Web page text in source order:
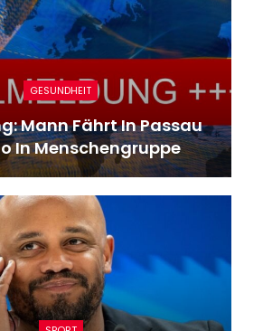
GESUNDHEIT
Mann Fährt In Passau
In Menschengruppe